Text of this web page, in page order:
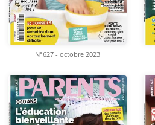
N°627 - octobre 2023